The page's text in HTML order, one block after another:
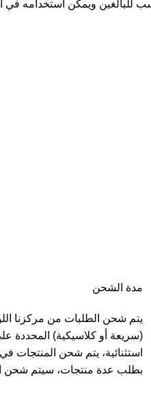
للبالغين ويمكن استخدامه في
مدة الشحن
يتم شحن الطلبات من مركزنا
(سريعة أو كلاسيكية) المحددة
بطلب عدة منتجات، سيتم شحن